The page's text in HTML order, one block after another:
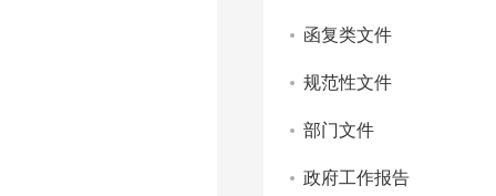
函复类文件
规范性文件
部门文件
政府工作报告